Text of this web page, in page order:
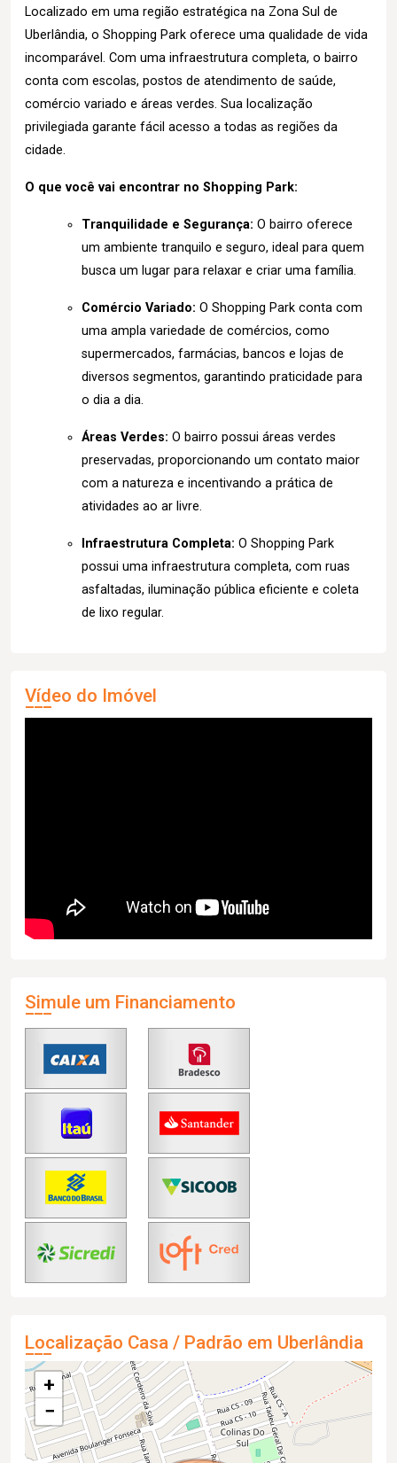
Localizado em uma região estratégica na Zona Sul de
Uberlândia, o Shopping Park oferece uma qualidade de vida
incomparável. Com uma infraestrutura completa, o bairro
conta com escolas, postos de atendimento de saúde,
comércio variado e áreas verdes. Sua localização
privilegiada garante fácil acesso a todas as regiões da
cidade.
O que você vai encontrar no Shopping Park:
Tranquilidade e Segurança: O bairro oferece
um ambiente tranquilo e seguro, ideal para quem
busca um lugar para relaxar e criar uma família.
Comércio Variado: O Shopping Park conta com
uma ampla variedade de comércios, como
supermercados, farmácias, bancos e lojas de
diversos segmentos, garantindo praticidade para
o dia a dia.
Áreas Verdes: O bairro possui áreas verdes
preservadas, proporcionando um contato maior
com a natureza e incentivando a prática de
atividades ao ar livre.
Infraestrutura Completa: O Shopping Park
possui uma infraestrutura completa, com ruas
asfaltadas, iluminação pública eficiente e coleta
de lixo regular.
Vídeo do Imóvel
Simule um Financiamento
Localização Casa / Padrão em Uberlândia
+
−